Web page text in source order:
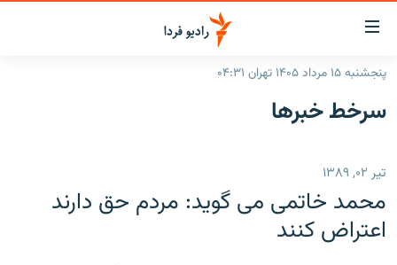
لینک‌های
قابلیت
دسترسی
بازگشت
اصلی
رفتن
صفحه
ایران
انتخاب کنید و بشنوید
پادکست
پنجشنبه ۱۵ مرداد ۱۴۰۵ تهران ۰۴:۳۱
سرخط‌ خبرها
تیر ۰۲, ۱۳۸۹
محمد خاتمی می گويد: مردم حق دارند
اعتراض کنند